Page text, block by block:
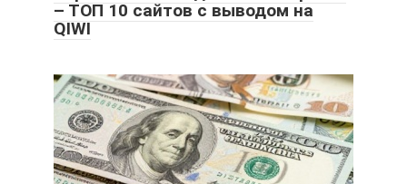
– ТОП 10 сайтов с выводом на
QIWI